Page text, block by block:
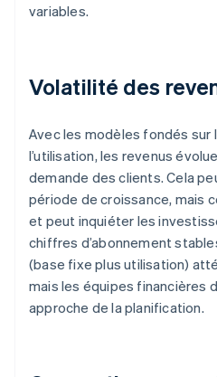
variables.
Volatilité des
Avec les modèles fondés sur
l’utilisation, les revenus
demande des clients. Cela
période de croissance, mais
et peut inquiéter les
chiffres d’abonnement
(base fixe plus utilisation)
mais les équipes financières
approche de la planification.